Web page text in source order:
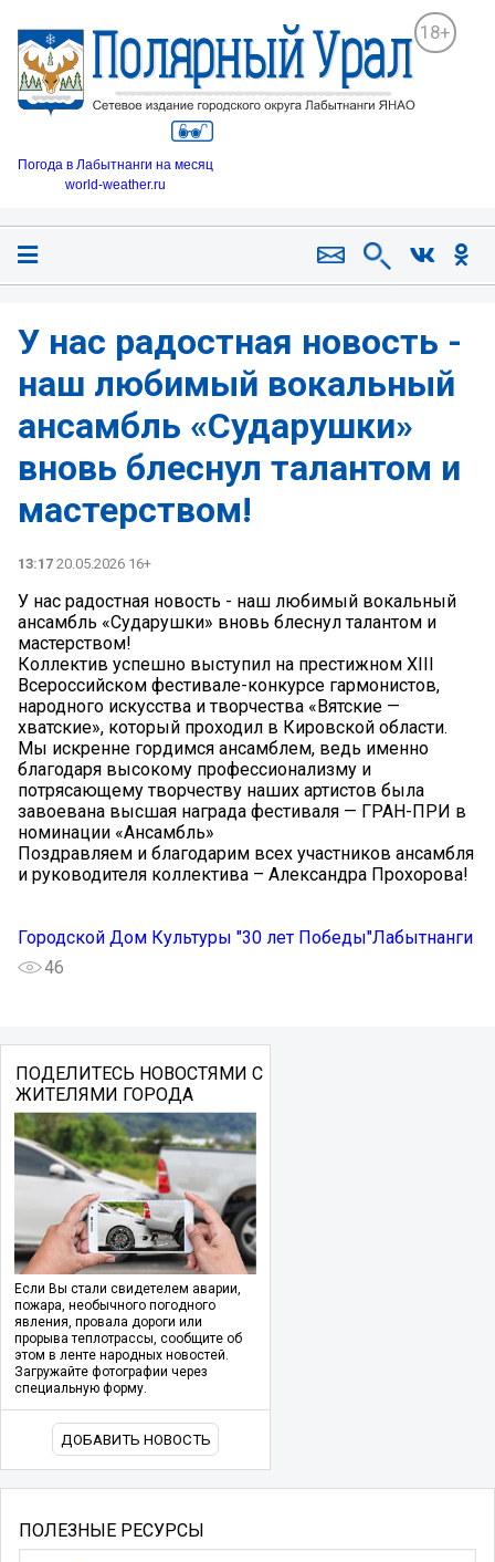
18+
Погода в Лабытнанги на месяц
world-weather.ru
У нас радостная новость -
наш любимый вокальный
ансамбль «Сударушки»
вновь блеснул талантом и
мастерством!
13:17 20.05.2026 16+
У нас радостная новость - наш любимый вокальный
ансамбль «Сударушки» вновь блеснул талантом и
мастерством!
Коллектив успешно выступил на престижном XIII
Всероссийском фестивале-конкурсе гармонистов,
народного искусства и творчества «Вятские —
хватские», который проходил в Кировской области.
Мы искренне гордимся ансамблем, ведь именно
благодаря высокому профессионализму и
потрясающему творчеству наших артистов была
завоевана высшая награда фестиваля — ГРАН-ПРИ в
номинации «Ансамбль»
Поздравляем и благодарим всех участников ансамбля
и руководителя коллектива – Александра Прохорова!
Городской Дом Культуры "30 лет Победы"Лабытнанги
46
ПОДЕЛИТЕСЬ НОВОСТЯМИ С
ЖИТЕЛЯМИ ГОРОДА
Если Вы стали свидетелем аварии,
пожара, необычного погодного
явления, провала дороги или
прорыва теплотрассы, сообщите об
этом в ленте народных новостей.
Загружайте фотографии через
специальную форму.
ДОБАВИТЬ НОВОСТЬ
ПОЛЕЗНЫЕ РЕСУРСЫ